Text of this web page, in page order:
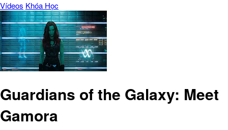
Vídeos Khóa Học
Guardians of the Galaxy: Meet
Gamora